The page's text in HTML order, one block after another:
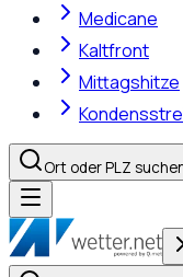
Medicane
Kaltfront
Mittagshitze
Ort oder PLZ